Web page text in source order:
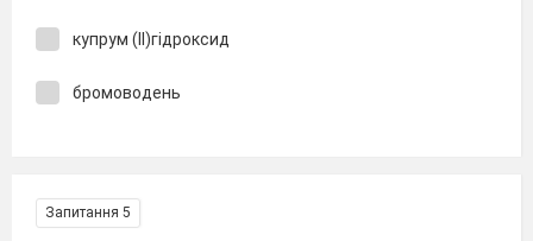
купрум (ІІ)гідроксид
бромоводень
Запитання 5